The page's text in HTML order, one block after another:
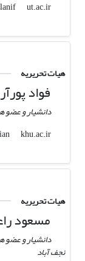
aslanif
ut.ac.ir
هیات تحریریه
فواد
دانشیار و عضو
f.pourarian
khu.ac.ir
هیات تحریریه
مسعود
دانشیار و عضو
نجف آباد